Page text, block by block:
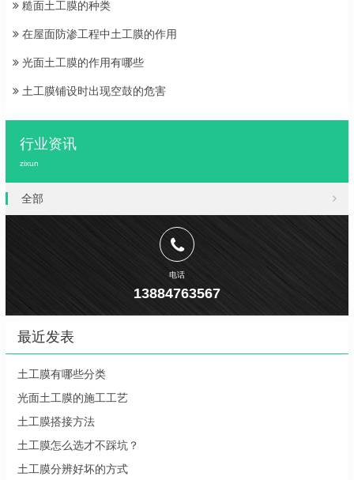
糙面土工膜的种类
在屋面防渗工程中土工膜的作用
光面土工膜的作用有哪些
土工膜铺设时出现空鼓的危害
行业资讯
zixun
全部
电话
13884763567
最近发表
土工膜有哪些分类
光面土工膜的施工工艺
土工膜搭接方法
土工膜怎么选才不踩坑？
土工膜分辨好坏的方式